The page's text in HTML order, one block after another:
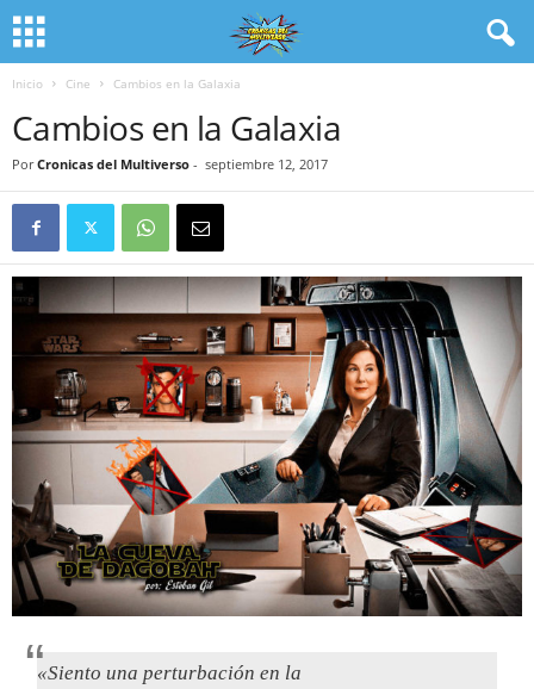
Inicio Cine Cambios en la Galaxia
Cambios en la Galaxia
Por Cronicas del Multiverso - septiembre 12, 2017
«Siento una perturbación en la